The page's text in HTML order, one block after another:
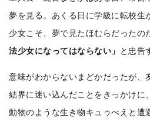
夢を見る。あくる日に学級に転校生
少女こそ、夢で見たほむらだったの
法少女になってはならない」
と忠告
意味がわからないまどかだったが、
結界に迷い込んだことをきっかけに
動物のような生き物キュゥべえと遭